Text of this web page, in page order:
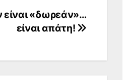
είναι «δωρεάν»…
είναι απάτη!